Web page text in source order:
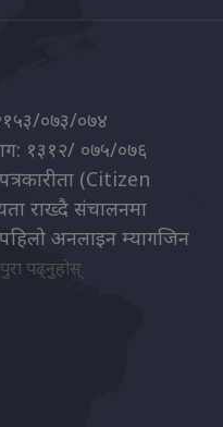
०७३/०७४
१३१२/ ०७५/०७६
(Citizen
राख्दै संचालनमा
अनलाइन म्यागजिन
पुरा पढ्नुहोस्